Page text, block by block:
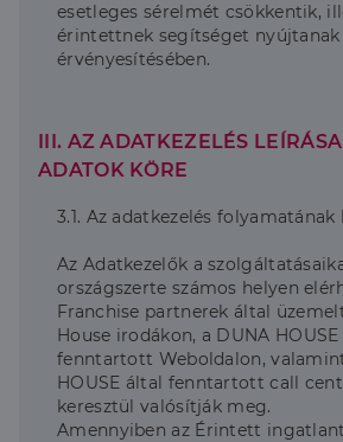
esetleges sérelmét csökkentik,
érintettnek segítséget
érvényesítésében.
III. AZ ADATKEZELÉS
ADATOK KÖRE
3.1. Az adatkezelés folyamatának
Az Adatkezelők a
országszerte számos helyen
Franchise partnerek által
House irodákon, a DUNA
fenntartott Weboldalon,
HOUSE által fenntartott call
keresztül valósítják meg.
Amennyiben az Érintett